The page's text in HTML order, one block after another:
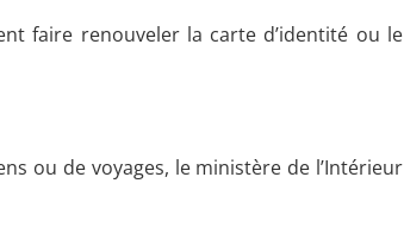
faire renouveler la carte d’identité ou le
ou de voyages, le ministère de l’Intérieur